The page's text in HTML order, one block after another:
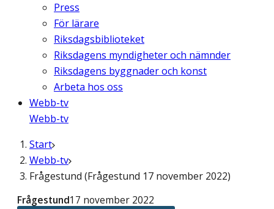
Press
För lärare
Riksdagsbiblioteket
Riksdagens myndigheter och nämnder
Riksdagens byggnader och konst
Arbeta hos oss
Webb-tv
Webb-tv
Start
Webb-tv
Frågestund (Frågestund 17 november 2022)
Frågestund17 november 2022